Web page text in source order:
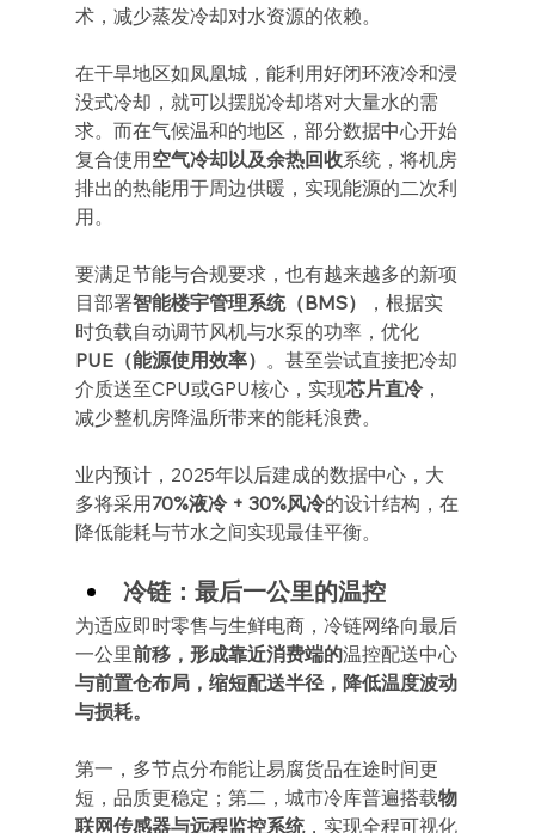
术，减少蒸发冷却对水资源的依赖。
在干旱地区如凤凰城，能利用好闭环液冷和浸
没式冷却，就可以摆脱冷却塔对大量水的需
求。而在气候温和的地区，部分数据中心开始
复合使用空气冷却以及余热回收系统，将机房
排出的热能用于周边供暖，实现能源的二次利
用。
要满足节能与合规要求，也有越来越多的新项
目部署智能楼宇管理系统（BMS）
，根据实
时负载自动调节风机与水泵的功率，优化
PUE（能源使用效率） 。甚至尝试直接把冷却
介质送至CPU或GPU核心，实现芯片直冷，
减少整机房降温所带来的能耗浪费。
业内预计，2025年以后建成的数据中心，大
多将采用70%液冷 + 30%风冷的设计结构，在
降低能耗与节水之间实现最佳平衡。
冷链：最后一公里的温控
为适应即时零售与生鲜电商，冷链网络向最后
一公里前移，形成靠近消费端的温控配送中心
与前置仓布局，缩短配送半径，降低温度波动
与损耗。
第一，多节点分布能让易腐货品在途时间更
短，品质更稳定；第二，城市冷库普遍搭载物
联网传感器与远程监控系统，实现全程可视化